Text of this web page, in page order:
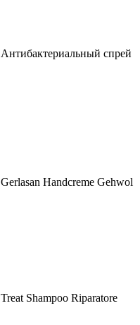
Антибактериальный спрей
Gerlasan Handcreme Gehwol
Treat Shampoo Riparatore